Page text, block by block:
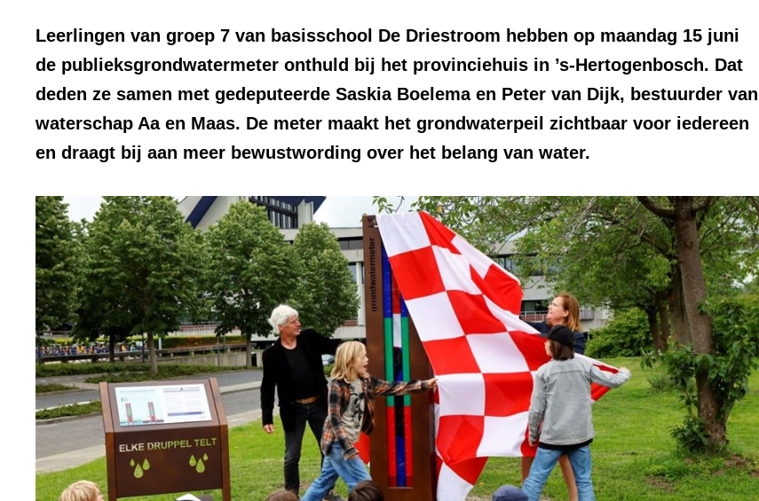
Leerlingen van groep 7 van basisschool De Driestroom hebben op maandag 15 juni
de publieksgrondwatermeter onthuld bij het provinciehuis in ’s-Hertogenbosch. Dat
deden ze samen met gedeputeerde Saskia Boelema en Peter van Dijk, bestuurder van
waterschap Aa en Maas. De meter maakt het grondwaterpeil zichtbaar voor iedereen
en draagt bij aan meer bewustwording over het belang van water.